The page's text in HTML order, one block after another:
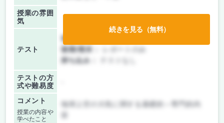
授業の雰囲
気
テスト
前期/中間：
後期/期末：
持ち込み：
テストの方
式や難易度
コメント
授業の内容や
学べたこと
続きを見る（無料）